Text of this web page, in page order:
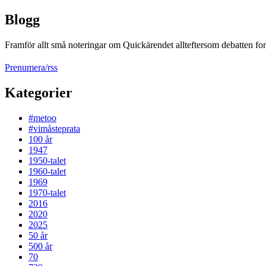
Blogg
Framför allt små noteringar om Quickärendet allteftersom debatten
Prenumera/rss
Kategorier
#metoo
#vimåsteprata
100 år
1947
1950-talet
1960-talet
1969
1970-talet
2016
2020
2025
50 år
500 år
70